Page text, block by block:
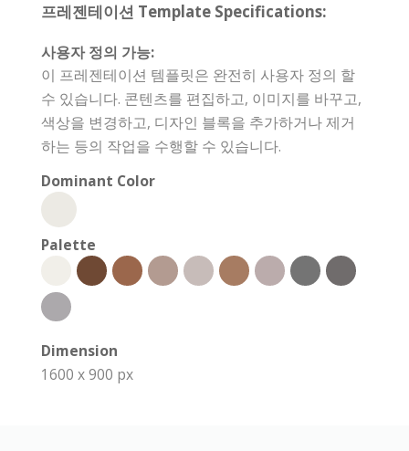
프레젠테이션 Template Specifications:
사용자 정의 가능:
이 프레젠테이션 템플릿은 완전히 사용자 정의 할
수 있습니다. 콘텐츠를 편집하고, 이미지를 바꾸고,
색상을 변경하고, 디자인 블록을 추가하거나 제거
하는 등의 작업을 수행할 수 있습니다.
Dominant Color
Palette
Dimension
1600 x 900 px